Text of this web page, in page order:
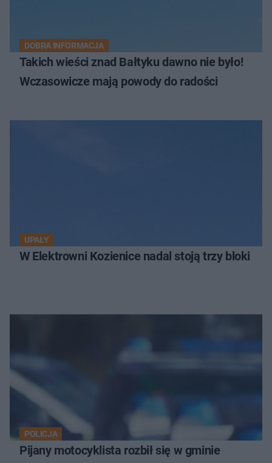
DOBRA INFORMACJA
Takich wieści znad Bałtyku dawno nie było!
Wczasowicze mają powody do radości
UPAŁY
W Elektrowni Kozienice nadal stoją trzy bloki
POLICJA
Pijany motocyklista rozbił się w gminie